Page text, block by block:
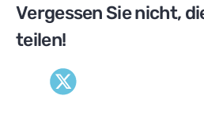
Vergessen Sie nicht,
teilen!